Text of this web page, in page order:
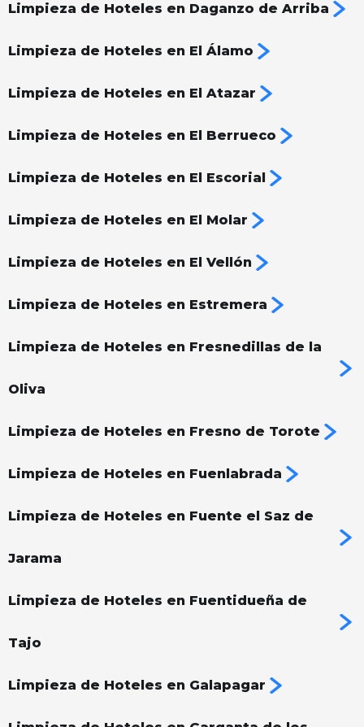
Limpieza de Hoteles en Daganzo de Arriba
Limpieza de Hoteles en El Álamo
Limpieza de Hoteles en El Atazar
Limpieza de Hoteles en El Berrueco
Limpieza de Hoteles en El Escorial
Limpieza de Hoteles en El Molar
Limpieza de Hoteles en El Vellón
Limpieza de Hoteles en Estremera
Limpieza de Hoteles en Fresnedillas de la
Oliva
Limpieza de Hoteles en Fresno de Torote
Limpieza de Hoteles en Fuenlabrada
Limpieza de Hoteles en Fuente el Saz de
Jarama
Limpieza de Hoteles en Fuentidueña de
Tajo
Limpieza de Hoteles en Galapagar